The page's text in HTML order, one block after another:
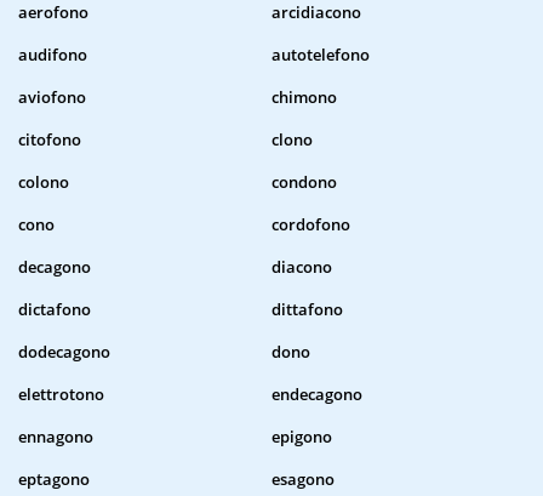
aerofono
arcidiacono
audifono
autotelefono
aviofono
chimono
citofono
clono
colono
condono
cono
cordofono
decagono
diacono
dictafono
dittafono
dodecagono
dono
elettrotono
endecagono
ennagono
epigono
eptagono
esagono